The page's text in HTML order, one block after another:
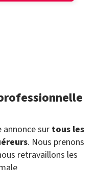
sur tous les
. Nous prenons
retravaillons les